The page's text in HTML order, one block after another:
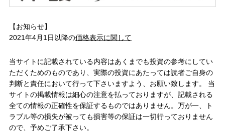
【お知らせ】
2021年4月1日以降の価格表示に関して
当サイトに記載されている内容はあくまでも投資の参考にしてい
ただくためのものであり、実際の投資にあたっては読者ご自身の
判断と責任において行って下さいますよう、お願い致します。 当
サイトの掲載情報は細心の注意を払っておりますが、記載される
全ての情報の正確性を保証するものではありません。万が一、ト
ラブル等の損失が被っても損害等の保証は一切行っておりません
ので、予めご了承下さい。